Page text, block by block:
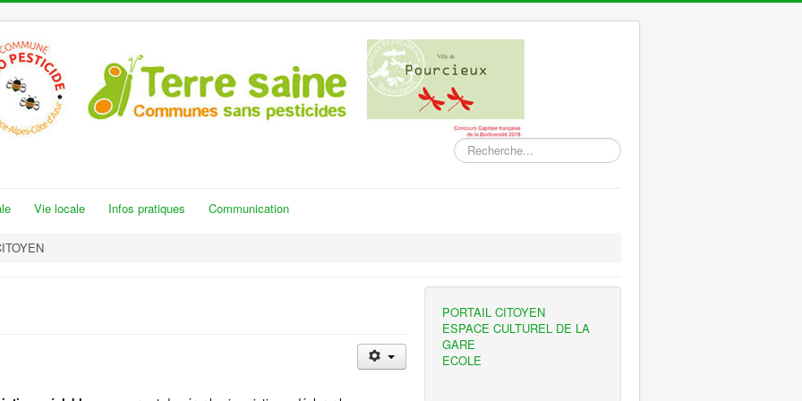
Rechercher
Vie locale Infos pratiques Communication
PORTAIL CITOYEN
ESPACE CULTUREL DE LA
GARE
ECOLE